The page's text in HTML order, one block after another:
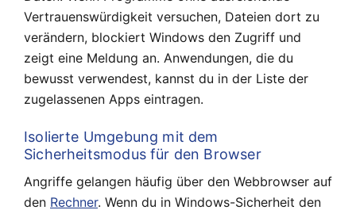
Vertrauenswürdigkeit versuchen, Dateien dort zu
verändern, blockiert Windows den Zugriff und
zeigt eine Meldung an. Anwendungen, die du
bewusst verwendest, kannst du in der Liste der
zugelassenen Apps eintragen.
Isolierte Umgebung mit dem
Sicherheitsmodus für den Browser
Angriffe gelangen häufig über den Webbrowser auf
den Rechner. Wenn du in Windows-Sicherheit den